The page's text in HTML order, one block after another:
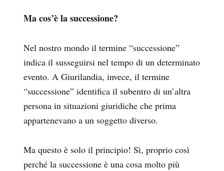
Ma cos’è la successione?
Nel nostro mondo il termine “successione”
indica il susseguirsi nel tempo di un determinato
evento. A Giurilandia, invece, il termine
“successione” identifica il subentro di un’altra
persona in situazioni giuridiche che prima
appartenevano a un soggetto diverso.
Ma questo è solo il principio! Sì, proprio così
perché la successione è una cosa molto più